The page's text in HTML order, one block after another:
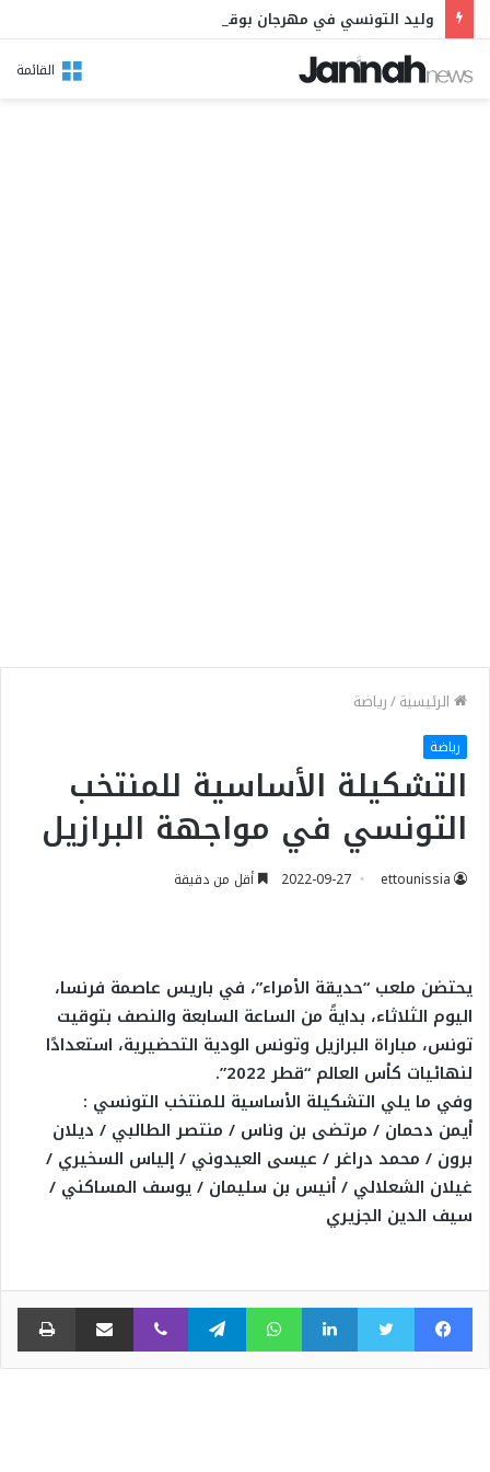
القائمة
الرئيسية/رياضة
رياضة
التشكيلة الأساسية للمنتخب
التونسي في مواجهة البرازيل
ettounissia
2022-09-27 أقل من دقيقة
يحتضن ملعب “حديقة الأمراء”، في باريس عاصمة فرنسا،
اليوم الثلاثاء، بدايةً من الساعة السابعة والنصف بتوقيت
تونس، مباراة البرازيل وتونس الودية التحضيرية، استعدادًا
لنهائيات كأس العالم “قطر 2022”.
وفي ما يلي التشكيلة الأساسية للمنتخب التونسي :
أيمن دحمان / مرتضى بن وناس / منتصر الطالبي / ديلان
برون / محمد دراغر / عيسى العيدوني / إلياس السخيري /
غيلان الشعلالي / أنيس بن سليمان / يوسف المساكني /
سيف الدين الجزيري
فيسبوكتويتر لينكدإنواتساب تيلقرام ڤايبر مشاركة عبر البريد